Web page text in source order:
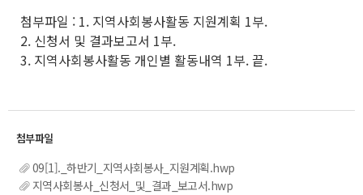
첨부파일 : 1. 지역사회봉사활동 지원계획 1부.
2. 신청서 및 결과보고서 1부.
3. 지역사회봉사활동 개인별 활동내역 1부. 끝.
09[1]._하반기_지역사회봉사_지원계획.hwp
지역사회봉사_신청서_및_결과_보고서.hwp